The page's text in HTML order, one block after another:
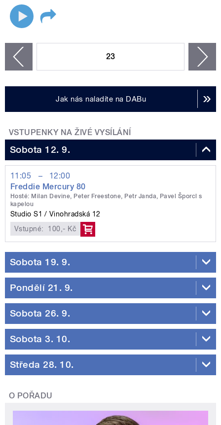
23
Jak nás naladíte na DABu
VSTUPENKY NA ŽIVÉ VYSÍLÁNÍ
Sobota 12. 9.
11:05 –
12:00
Freddie Mercury 80
Hosté: Milan Devine, Peter Freestone, Petr Janda, Pavel Šporcl s
kapelou
Studio S1
Vinohradská 12
Vstupné:
100,- Kč
Sobota 19. 9.
Pondělí 21. 9.
Sobota 26. 9.
Sobota 3. 10.
Středa 28. 10.
O POŘADU